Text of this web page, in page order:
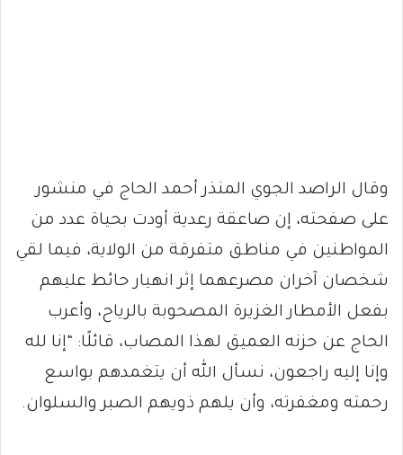
وقال الراصد الجوي المنذر أحمد الحاج في منشور
على صفحته، إن صاعقة رعدية أودت بحياة عدد من
المواطنين في مناطق متفرقة من الولاية، فيما لقي
شخصان آخران مصرعهما إثر انهيار حائط عليهم
بفعل الأمطار الغزيرة المصحوبة بالرياح، وأعرب
الحاج عن حزنه العميق لهذا المصاب، قائلًا: “إنا لله
وإنا إليه راجعون، نسأل الله أن يتغمدهم بواسع
رحمته ومغفرته، وأن يلهم ذويهم الصبر والسلوان.